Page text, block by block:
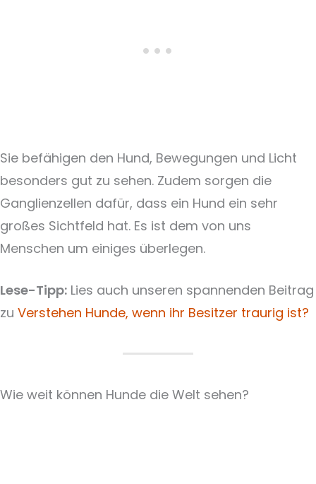
Sie befähigen den Hund, Bewegungen und Licht
besonders gut zu sehen. Zudem sorgen die
Ganglienzellen dafür, dass ein Hund ein sehr
großes Sichtfeld hat. Es ist dem von uns
Menschen um einiges überlegen.
Lese-Tipp: Lies auch unseren spannenden Beitrag
zu Verstehen Hunde, wenn ihr Besitzer traurig ist?
Wie weit können Hunde die Welt sehen?